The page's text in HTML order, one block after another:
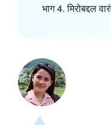
भाग 4. मिरोबद्दल